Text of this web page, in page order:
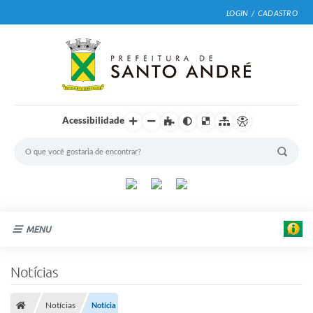
LOGIN / CADASTRO
Acessibilidade
MENU
Notícias
Notícias Notícia